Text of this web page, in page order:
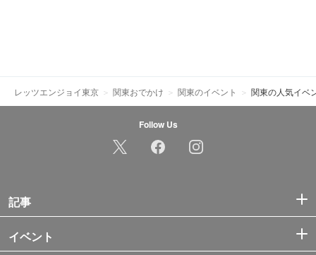
レッツエンジョイ東京 関東おでかけ 関東のイベント 関東の人気イベ
Follow Us
記事
イベント